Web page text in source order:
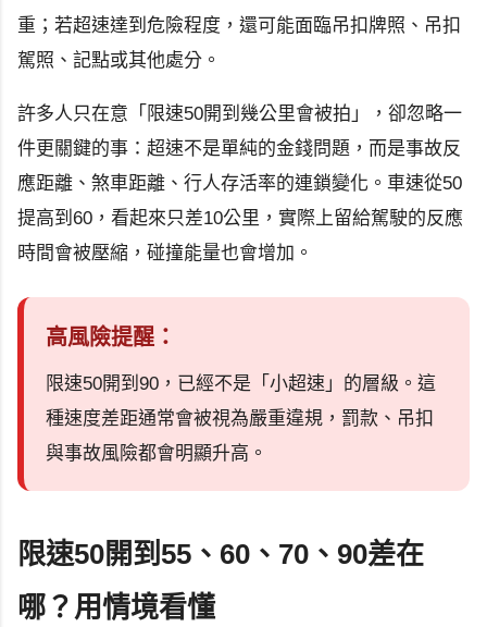
重；若超速達到危險程度，還可能面臨吊扣牌照、吊扣
駕照、記點或其他處分。
許多人只在意「限速50開到幾公里會被拍」，卻忽略一
件更關鍵的事：超速不是單純的金錢問題，而是事故反
應距離、煞車距離、行人存活率的連鎖變化。車速從50
提高到60，看起來只差10公里，實際上留給駕駛的反應
時間會被壓縮，碰撞能量也會增加。
高風險提醒：
限速50開到90，已經不是「小超速」的層級。這
種速度差距通常會被視為嚴重違規，罰款、吊扣
與事故風險都會明顯升高。
限速50開到55、60、70、90差在
哪？用情境看懂